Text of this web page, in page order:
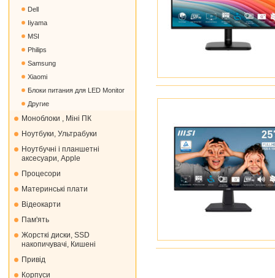
Dell
Iiyama
MSI
Philips
Samsung
Xiaomi
Блоки питания для LED Monitor
Другие
Моноблоки , Міні ПК
Ноутбуки, Ультрабуки
Ноутбучні і планшетні
аксесуари, Apple
Процесори
Материнські плати
Відеокарти
Пам'ять
Жорсткі диски, SSD
накопичувачі, Кишені
Привід
Корпуси